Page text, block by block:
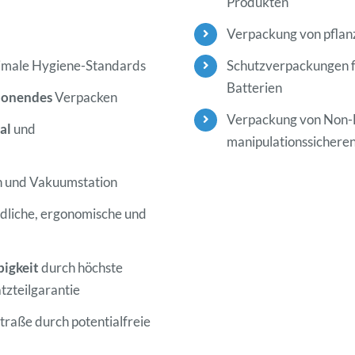
Hygiene-Standards
Verpacken
und
und Vakuumstation
ergonomische und
durch höchste
durch potentialfreie
Verpackung von
Schutzverpackungen
Batterien
Verpackung von